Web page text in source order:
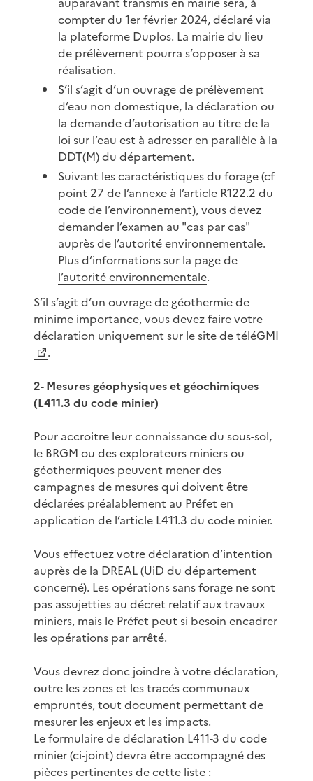
compter du 1er février 2024, déclaré via
la plateforme Duplos. La mairie du lieu
de prélèvement pourra s’opposer à sa
réalisation.
S’il s’agit d’un ouvrage de prélèvement
d’eau non domestique, la déclaration ou
la demande d’autorisation au titre de la
loi sur l’eau est à adresser en parallèle à la
DDT(M) du département.
Suivant les caractéristiques du forage (cf
point 27 de l’annexe à l’article R122.2 du
code de l’environnement), vous devez
demander l’examen au "cas par cas"
auprès de l’autorité environnementale.
Plus d’informations sur la page de
l’autorité environnementale.
S’il s’agit d’un ouvrage de géothermie de
minime importance, vous devez faire votre
déclaration uniquement sur le site detéléGMI
.
2- Mesures géophysiques et géochimiques
(L411.3 du code minier)
Pour accroitre leur connaissance du sous-sol,
le BRGM ou des explorateurs miniers ou
géothermiques peuvent mener des
campagnes de mesures qui doivent être
déclarées préalablement au Préfet en
application de l’article L411.3 du code minier.
Vous effectuez votre déclaration d’intention
auprès de la DREAL (UiD du département
concerné). Les opérations sans forage ne sont
pas assujetties au décret relatif aux travaux
miniers, mais le Préfet peut si besoin encadrer
les opérations par arrêté.
Vous devrez donc joindre à votre déclaration,
outre les zones et les tracés communaux
empruntés, tout document permettant de
mesurer les enjeux et les impacts.
Le formulaire de déclaration L411-3 du code
minier (ci-joint) devra être accompagné des
pièces pertinentes de cette liste :